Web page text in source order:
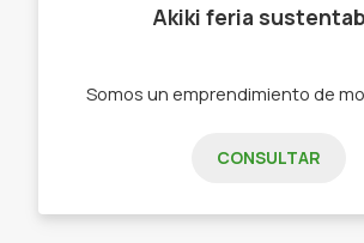
Akiki feria
Somos un emprendimiento de
CONSULTAR